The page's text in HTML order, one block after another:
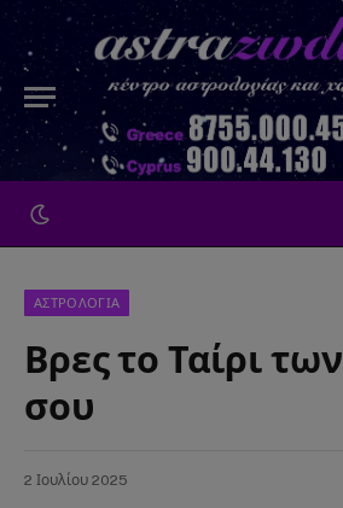
ΑΣΤΡΟΛΟΓΙΑ
Βρες το Ταίρι
σου
2 Ιουλίου 2025